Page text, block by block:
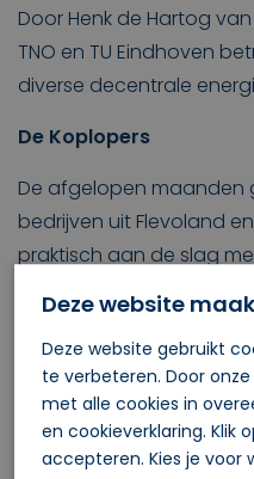
Door Henk de Hartog
TNO en TU Eindhoven
diverse decentrale
De Koplopers
De afgelopen maanden
bedrijven uit Flevoland
praktisch aan de slag
Koploperproject. Ze
nulmeting, stelden een
duurzaamheidsagenda
communicatie. In een
ideeën, tips en
van het traject maakten
Deze website
Deze website gebruikt
te verbeteren. Door
met alle cookies in
en cookieverklaring. Klik
accepteren. Kies je voor